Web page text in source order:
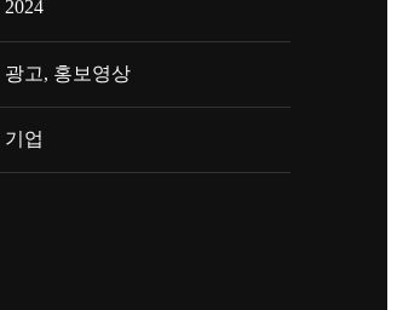
2024
광고, 홍보영상
기업